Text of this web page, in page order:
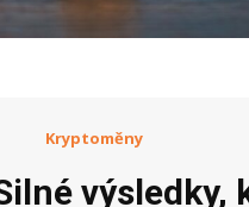
Kryptoměny
výsledky,